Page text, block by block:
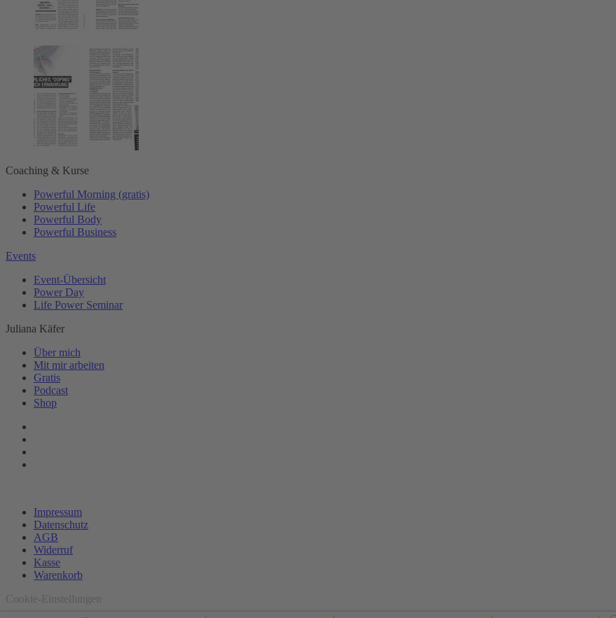
Coaching & Kurse
Powerful Morning (gratis)
Powerful Life
Powerful Body
Powerful Business
Events
Event-Übersicht
Power Day
Life Power Seminar
Juliana Käfer
Über mich
Mit mir arbeiten
Gratis
Podcast
Shop
Impressum
Datenschutz
AGB
Widerruf
Kasse
Warenkorb
Cookie-Einstellungen